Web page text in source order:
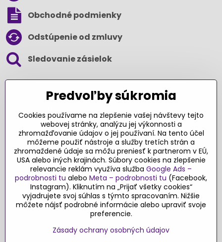
Obchodné podmienky
Odstúpenie od zmluvy
Sledovanie zásielok
Ďakujeme za podporu
Sme slovenský e-shop​. Fungujeme len
vďaka vám – rodičom a všetkým, ktorí veria
v poctivý výber kvalitných hračiek s
pridanou hodnotou​. Každý nákup na
Originalnehracky​.sk je pre nás podporou a
motiváciou prinášať hračky a produkty,
ktoré majú zmysel​.
Predvoľby súkromia
Cookies používame na zlepšenie vašej návštevy tejto
webovej stránky, analýzu jej výkonnosti a
zhromažďovanie údajov o jej používaní. Na tento účel
môžeme použiť nástroje a služby tretích strán a
zhromaždené údaje sa môžu preniesť k partnerom v EÚ,
USA alebo iných krajinách. Súbory cookies na zlepšenie
relevancie reklám využíva služba Google Ads –
podrobnosti tu alebo Meta – podrobnosti tu (Facebook,
Instagram). Kliknutím na „Prijať všetky cookies“
vyjadrujete svoj súhlas s týmto spracovaním. Nižšie
môžete nájsť podrobné informácie alebo upraviť svoje
preferencie.
Zásady ochrany osobných údajov